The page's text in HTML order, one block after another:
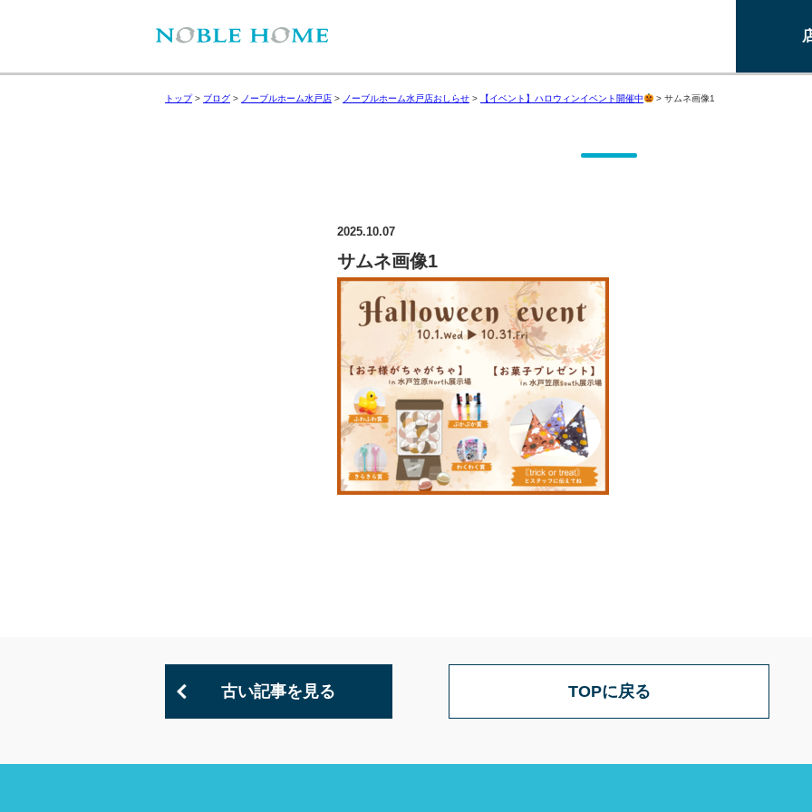
トップ> ブログ > ノーブルホーム水戸店 > ノーブルホーム水戸店おしらせ > 【イベント】ハロウィンイベント開催中 >サムネ画像1
2025.10.07
サムネ画像1
古い記事を見る TOPに戻る